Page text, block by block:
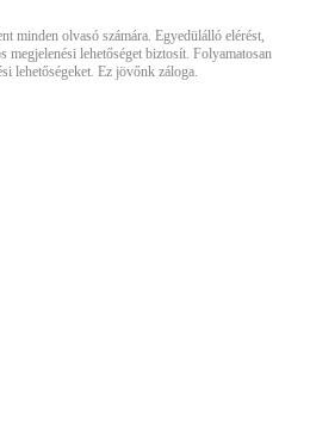
minden olvasó számára. Egyedülálló elérést,
megjelenési lehetőséget biztosít. Folyamatosan
lehetőségeket. Ez jövőnk záloga.